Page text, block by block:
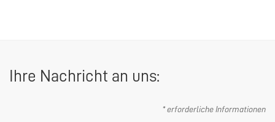
Ihre Nachricht an uns:
* erforderliche Informationen